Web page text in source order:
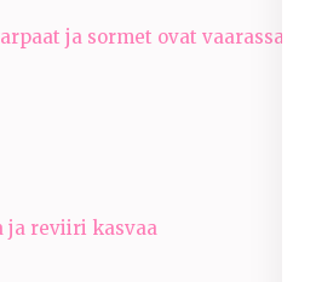
ja sormet ovat vaarassa
ja reviiri kasvaa